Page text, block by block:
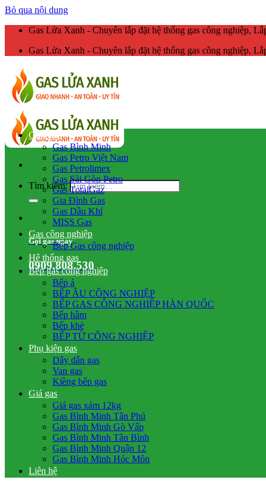
Bỏ qua nội dung
Gas Lửa Xanh - Chuyên lắp đặt hệ thống gas công nghiệp,
Gas Lửa Xanh - Chuyên lắp đặt hệ thống gas công nghiệp,
Tìm kiếm:
Gọi gas ngay
0909.808.530
Giao gas
Gas Bình Minh
Gas Petro Việt Nam
Gas Petrolimex
Gas Sài Gòn Petro
Gas TotalGaz
Gia Đình Gas
Gas Dầu Khí
MISS Gas
Gas công nghiệp
Bếp Gas công nghiệp
Hệ thống gas
Bếp gas công nghiệp
Bếp á
BẾP ÂU CÔNG NGHIỆP
BẾP GAS CÔNG NGHIỆP HÀN QUỐC
Bếp hầm
Bếp khè
BẾP TỪ CÔNG NGHIỆP
Phụ kiện gas
Dây dẫn gas
Van gas
Kiềng bếp gas
Giá gas
Giá gas xám 12kg
Gas Bình Minh Tân Phú
Gas Bình Minh Gò Vấp
Gas Bình Minh Tân Bình
Gas Bình Minh Quận 12
Gas Bình Minh Hóc Môn
Liên hệ